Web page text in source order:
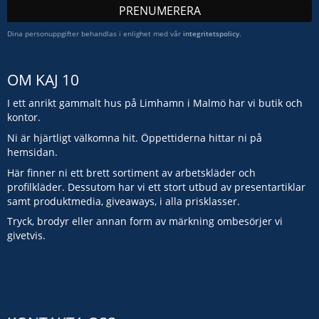
PRENUMERERA
Dina personuppgifter behandlas i enlighet med vår integritetspolicy.
OM KAJ 10
I ett anrikt gammalt hus på Limhamn i Malmö har vi butik och
kontor.
Ni är hjärtligt välkomna hit. Öppettiderna hittar ni på
hemsidan.
Här finner ni ett brett sortiment av arbetskläder och
profilkläder. Dessutom har vi ett stort utbud av presentartiklar
samt produktmedia, giveaways, i alla prisklasser.
Tryck, brodyr eller annan form av märkning ombesörjer vi
givetvis.